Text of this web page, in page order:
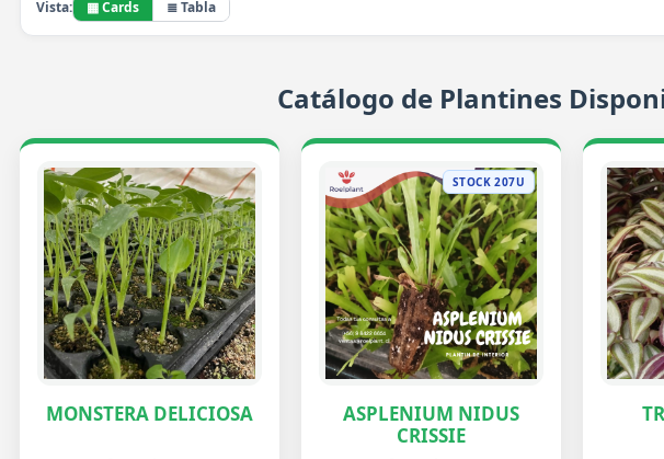
Vista:
▦ Cards ≣ Tabla
Catálogo de Plantines
MONSTERA DELICIOSA
STOCK 207U
ASPLENIUM NIDUS
CRISSIE